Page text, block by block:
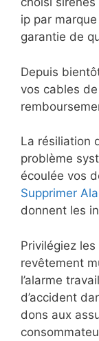
ip par
garantie de
Depuis
vos cables
La résiliation
problème
écoulée vos
Supprimer
donnent les
Privilégiez les
revêtement
l’alarme
d’accident
dons aux